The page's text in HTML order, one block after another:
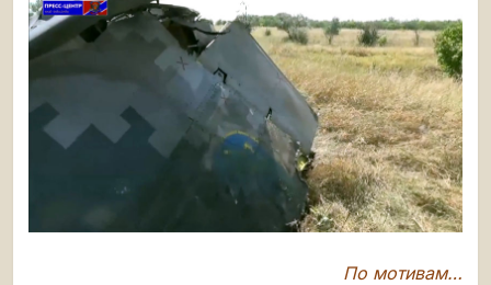
По мотивам…